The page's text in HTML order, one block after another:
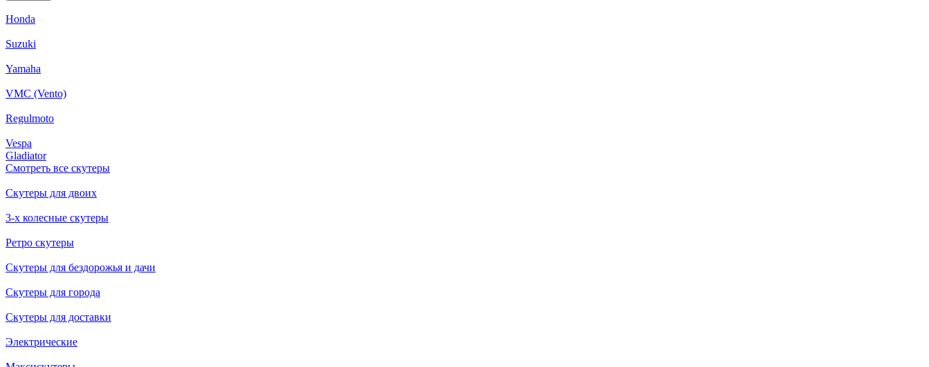
Honda
Suzuki
Yamaha
VMC (Vento)
Regulmoto
Vespa
Gladiator
Смотреть все скутеры
Скутеры для двоих
3-х колесные скутеры
Ретро скутеры
Скутеры для бездорожья и дачи
Скутеры для города
Скутеры для доставки
Электрические